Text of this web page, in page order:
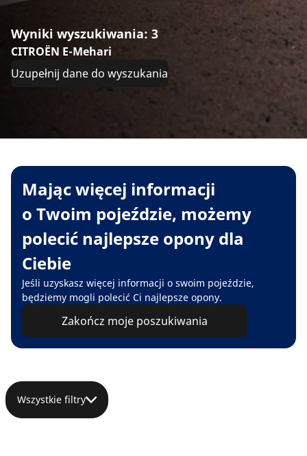
Wyniki wyszukiwania: 3
CITROËN E-Mehari
Uzupełnij dane do wyszukania
Mając więcej informacji
o Twoim pojeździe, możemy
polecić najlepsze opony dla
Ciebie
Jeśli uzyskasz więcej informacji o swoim pojeździe,
będziemy mogli polecić Ci najlepsze opony.
Zakończ moje poszukiwania
Wszystkie filtry